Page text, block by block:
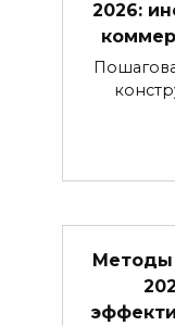
2026:
Методы